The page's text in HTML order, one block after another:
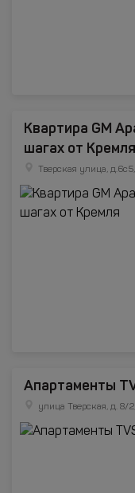
Квартира GM
шагах от Кремля
Тверская улица,
Апартаменты
улица Тверская, д. 8/